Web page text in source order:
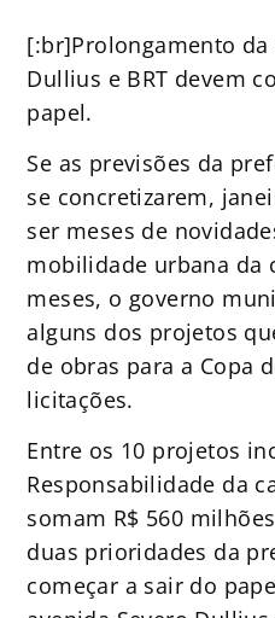
[:br]Prolongamento da
Dullius e BRT devem
papel.
Se as previsões da
se concretizarem,
ser meses de
mobilidade urbana da
meses, o governo
alguns dos projetos
de obras para a Copa
licitações.
Entre os 10 projetos
Responsabilidade da
somam R$ 560
duas prioridades da
começar a sair do